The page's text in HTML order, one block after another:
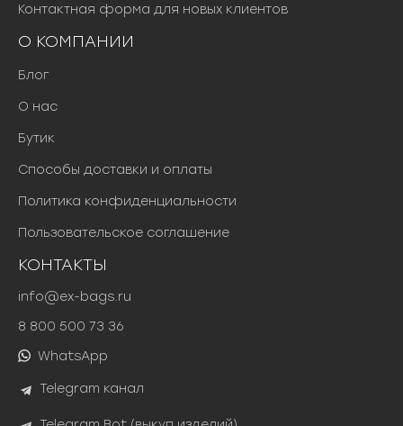
Контактная форма для новых клиентов
О КОМПАНИИ
Блог
О нас
Бутик
Способы доставки и оплаты
Политика конфиденциальности
Пользовательское соглашение
КОНТАКТЫ
info@ex-bags.ru
8 800 500 73 36
WhatsApp
Telegram канал